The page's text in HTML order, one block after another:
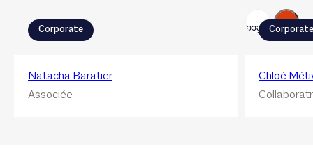
Précédent
Suivant
Corporate
Natacha Baratier
Associée
Chloé